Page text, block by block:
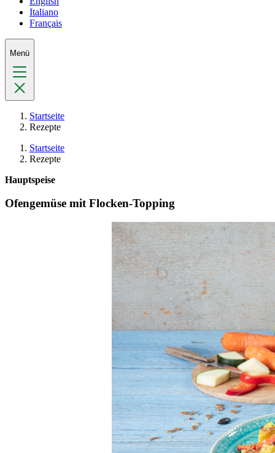
Italiano
Français
Menü
Startseite
Rezepte
Startseite
Rezepte
Hauptspeise
Ofengemüse mit Flocken-Topping